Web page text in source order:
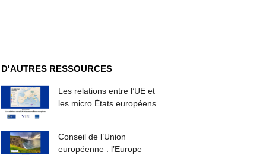
D'AUTRES RESSOURCES
Les relations entre l’UE et
les micro États européens
Conseil de l’Union
européenne : l’Europe